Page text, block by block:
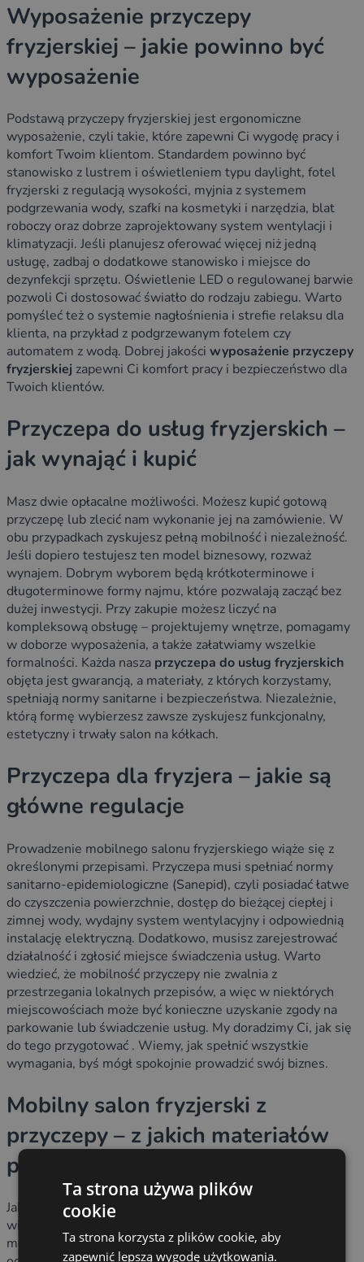
Wyposażenie przyczepy
fryzjerskiej – jakie powinno być
wyposażenie
Podstawą przyczepy fryzjerskiej jest ergonomiczne
wyposażenie, czyli takie, które zapewni Ci wygodę pracy i
komfort Twoim klientom. Standardem powinno być
stanowisko z lustrem i oświetleniem typu daylight, fotel
fryzjerski z regulacją wysokości, myjnia z systemem
podgrzewania wody, szafki na kosmetyki i narzędzia, blat
roboczy oraz dobrze zaprojektowany system wentylacji i
klimatyzacji. Jeśli planujesz oferować więcej niż jedną
usługę, zadbaj o dodatkowe stanowisko i miejsce do
dezynfekcji sprzętu. Oświetlenie LED o regulowanej barwie
pozwoli Ci dostosować światło do rodzaju zabiegu. Warto
pomyśleć też o systemie nagłośnienia i strefie relaksu dla
klienta, na przykład z podgrzewanym fotelem czy
automatem z wodą. Dobrej jakości wyposażenie przyczepy
fryzjerskiej zapewni Ci komfort pracy i bezpieczeństwo dla
Twoich klientów.
Przyczepa do usług fryzjerskich –
jak wynająć i kupić
Masz dwie opłacalne możliwości. Możesz kupić gotową
przyczepę lub zlecić nam wykonanie jej na zamówienie. W
obu przypadkach zyskujesz pełną mobilność i niezależność.
Jeśli dopiero testujesz ten model biznesowy, rozważ
wynajem. Dobrym wyborem będą krótkoterminowe i
długoterminowe formy najmu, które pozwalają zacząć bez
dużej inwestycji. Przy zakupie możesz liczyć na
kompleksową obsługę – projektujemy wnętrze, pomagamy
w doborze wyposażenia, a także załatwiamy wszelkie
formalności. Każda nasza przyczepa do usług fryzjerskich
objęta jest gwarancją, a materiały, z których korzystamy,
spełniają normy sanitarne i bezpieczeństwa. Niezależnie,
którą formę wybierzesz zawsze zyskujesz funkcjonalny,
estetyczny i trwały salon na kółkach.
Przyczepa dla fryzjera – jakie są
główne regulacje
Prowadzenie mobilnego salonu fryzjerskiego wiąże się z
określonymi przepisami. Przyczepa musi spełniać normy
sanitarno-epidemiologiczne (Sanepid), czyli posiadać łatwe
do czyszczenia powierzchnie, dostęp do bieżącej ciepłej i
zimnej wody, wydajny system wentylacyjny i odpowiednią
instalację elektryczną. Dodatkowo, musisz zarejestrować
działalność i zgłosić miejsce świadczenia usług. Warto
wiedzieć, że mobilność przyczepy nie zwalnia z
przestrzegania lokalnych przepisów, a więc w niektórych
miejscowościach może być konieczne uzyskanie zgody na
parkowanie lub świadczenie usług. My doradzimy Ci, jak się
do tego przygotować . Wiemy, jak spełnić wszystkie
wymagania, byś mógł spokojnie prowadzić swój biznes.
Mobilny salon fryzjerski z
przyczepy – z jakich materiałów
powinien być wykonany
Jako producent przyczep gastronomicznych i handlowych
wiemy, jak ważna jest trwałość i estetyka. Dlatego nasze
mobilne salony fryzjerskie budujemy z lekkich, ale
Ta strona używa plików
cookie
Ta strona korzysta z plików cookie, aby
zapewnić lepszą wygodę użytkowania.